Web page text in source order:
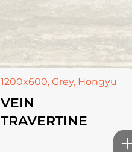
1200x600,Grey, Hongyu
VEIN
TRAVERTINE